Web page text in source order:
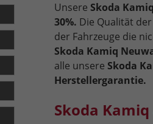
Unsere Skoda
30%. Die Qualität
der Fahrzeuge die
Skoda Kamiq
alle unsere Skoda
Herstellergarantie.
Skoda